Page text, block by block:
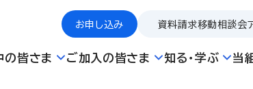
お申し込み 資料請求移動相談会
の皆さま ご加入の皆さま 知る・学ぶ 当